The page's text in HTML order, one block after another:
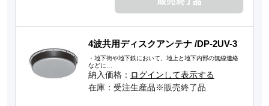
4波共用ディスクアンテナ /DP-2UV-3
・地下街や地下鉄において、地上と地下内部の無線連絡
などに…
納入価格： ログインして表示する
在庫：受注生産品※販売終了品